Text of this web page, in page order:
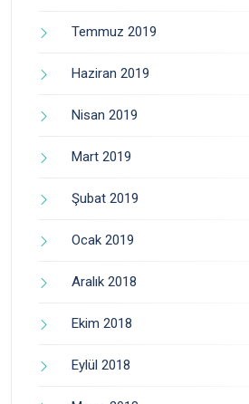
Temmuz 2019
Haziran 2019
Nisan 2019
Mart 2019
Şubat 2019
Ocak 2019
Aralık 2018
Ekim 2018
Eylül 2018